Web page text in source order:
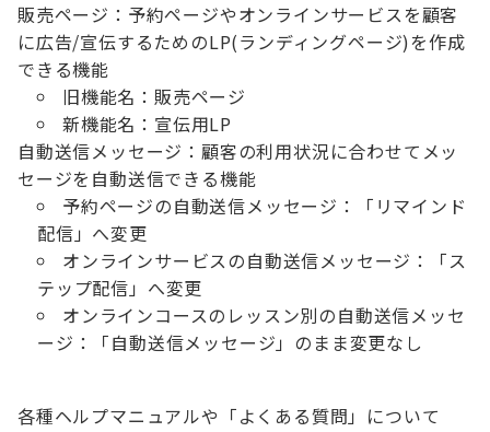
販売ページ：予約ページやオンラインサービスを顧客
に広告/宣伝するためのLP(ランディングページ)を作成
できる機能
旧機能名：販売ページ
新機能名：宣伝用LP
自動送信メッセージ：顧客の利用状況に合わせてメッ
セージを自動送信できる機能
予約ページの自動送信メッセージ：「リマインド
配信」へ変更
オンラインサービスの自動送信メッセージ：「ス
テップ配信」へ変更
オンラインコースのレッスン別の自動送信メッセ
ージ：「自動送信メッセージ」のまま変更なし
各種ヘルプマニュアルや「よくある質問」について